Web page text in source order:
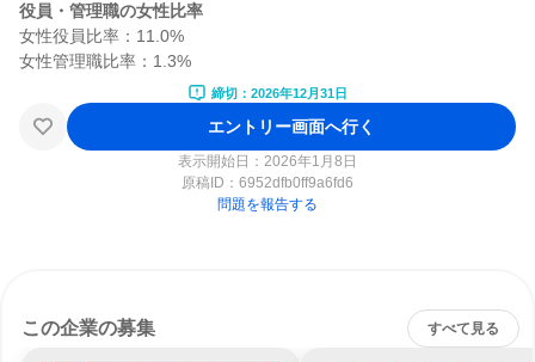
役員・管理職の女性比率
女性役員比率：11.0%
締切：2026年12月31日
エントリー画面へ行く
表示開始日：2026年1月8日
原稿ID： 6952dfb0ff9a6fd6
問題を報告する
この企業の募集 すべて見る